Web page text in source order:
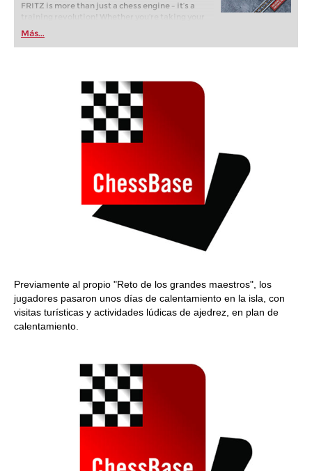
FRITZ is more than just a chess engine – it’s a
training revolution! Whether you’re taking your
first steps into the world of club chess, or already
playing at a tournament level: with FRITZ, you can
train more efficiently, intelligently and with a
Más...
Previamente al propio "Reto de los grandes maestros", los
jugadores pasaron unos días de calentamiento en la isla, con
visitas turísticas y actividades lúdicas de ajedrez, en plan de
calentamiento.